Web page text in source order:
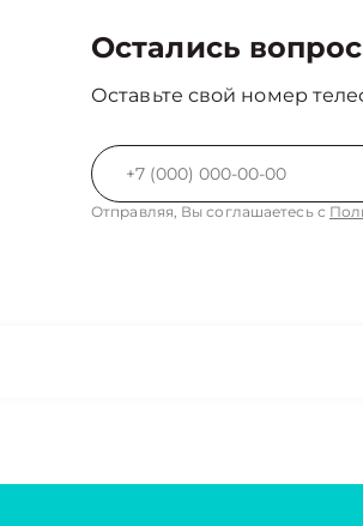
Остались
Оставьте свой номер
Отправляя, Вы соглашаетесь с